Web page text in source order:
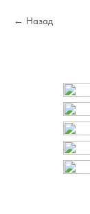
Назад